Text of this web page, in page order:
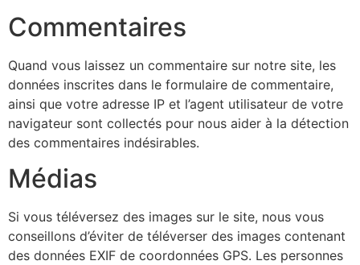
Commentaires
Quand vous laissez un commentaire sur notre site, les
données inscrites dans le formulaire de commentaire,
ainsi que votre adresse IP et l’agent utilisateur de votre
navigateur sont collectés pour nous aider à la détection
des commentaires indésirables.
Médias
Si vous téléversez des images sur le site, nous vous
conseillons d’éviter de téléverser des images contenant
des données EXIF de coordonnées GPS. Les personnes